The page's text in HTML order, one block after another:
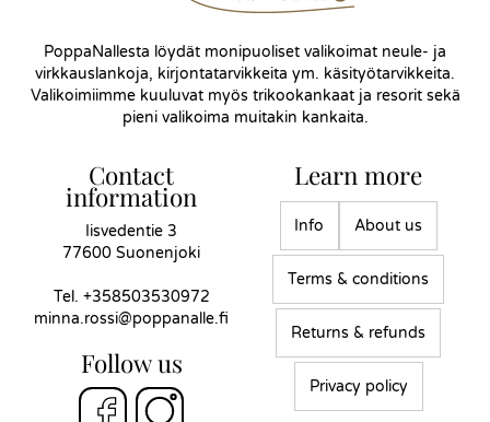
PoppaNallesta löydät monipuoliset valikoimat neule- ja
virkkauslankoja, kirjontatarvikkeita ym. käsityötarvikkeita.
Valikoimiimme kuuluvat myös trikookankaat ja resorit sekä
pieni valikoima muitakin kankaita.
Contact
information
Iisvedentie 3
77600 Suonenjoki
Tel. +358503530972
minna.rossi@poppanalle.fi
Follow us
Learn more
Info About us
Terms & conditions
Returns & refunds
Privacy policy